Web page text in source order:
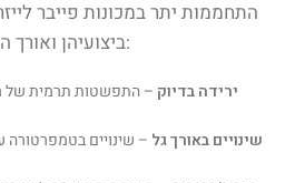
התחממות יתר במכונות פייבר
ביצועיהן ואורך החיים שלהן במספר דרכים:
ירידה בדיוק – התפשטות תרמית של
שינויים באורך גל – שינויים בטמפרטורה